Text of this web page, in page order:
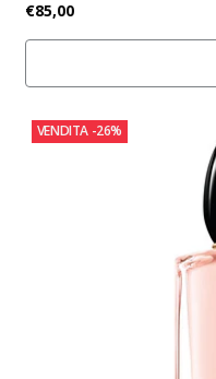
€85,00
VENDITA -26%